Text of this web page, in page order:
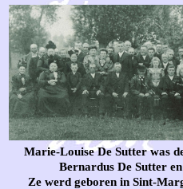
Marie-Louise De Sutter was
Bernardus De Sutter
Ze werd geboren in Sint-